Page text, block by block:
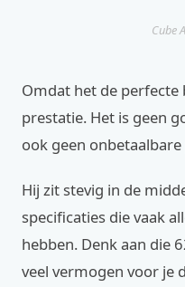
Cube
Omdat het de perfecte
prestatie. Het is geen
ook geen
Hij zit stevig in de
specificaties die vaak
hebben. Denk aan die
veel vermogen voor je